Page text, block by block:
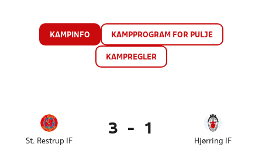
KAMPINFO KAMPPROGRAM FOR PULJE
KAMPREGLER
St. Restrup IF
3 - 1
Hjørring IF